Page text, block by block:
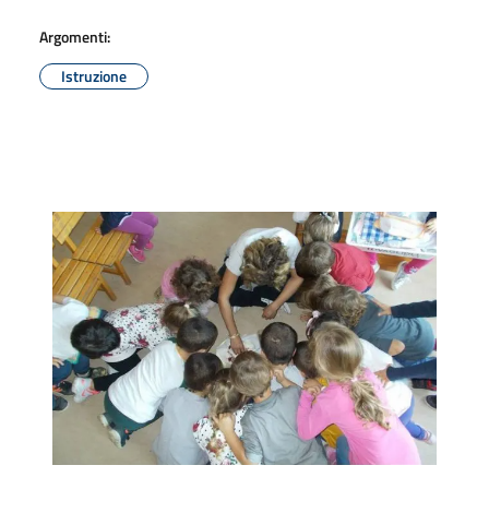
Argomenti:
Istruzione